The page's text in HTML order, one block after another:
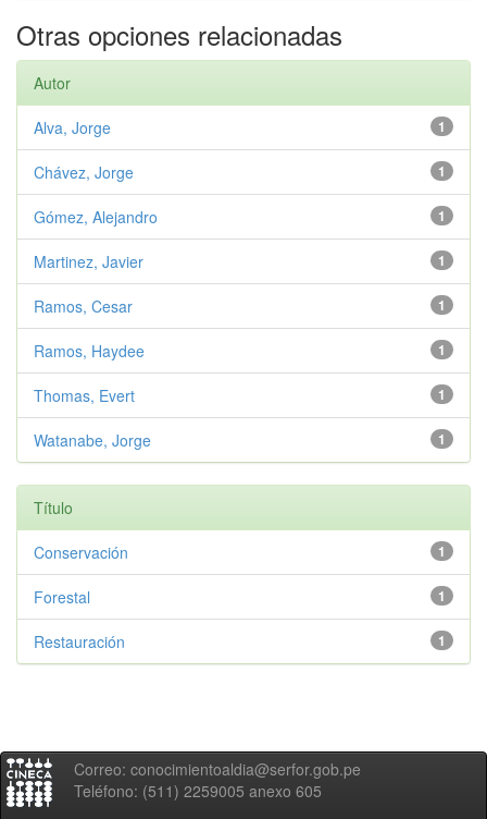
Otras opciones relacionadas
Autor
1
Alva, Jorge
1
Chávez, Jorge
1
Gómez, Alejandro
1
Martinez, Javier
1
Ramos, Cesar
1
Ramos, Haydee
1
Thomas, Evert
1
Watanabe, Jorge
Título
1
Conservación
1
Forestal
1
Restauración
Correo: conocimientoaldia@serfor.gob.pe
Teléfono: (511) 2259005 anexo 605